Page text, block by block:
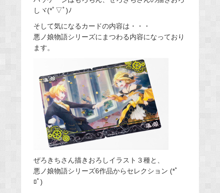
しヾ(*ﾟ▽ﾟ)ﾉ
そして気になるカードの内容は・・・
悪ノ娘物語シリーズにまつわる内容になっており
ます。
ぜろきちさん描きおろしイラスト３種と、
悪ノ娘物語シリーズ6作品からセレクション (*ﾟ
ﾛﾟ)